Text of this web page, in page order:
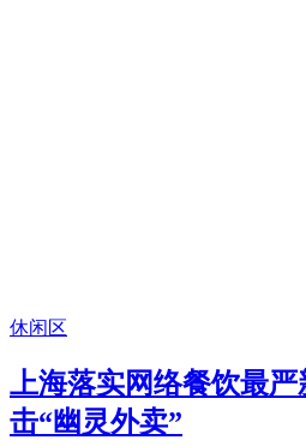
休闲区
上海落实网络餐饮最
击“幽灵外卖”